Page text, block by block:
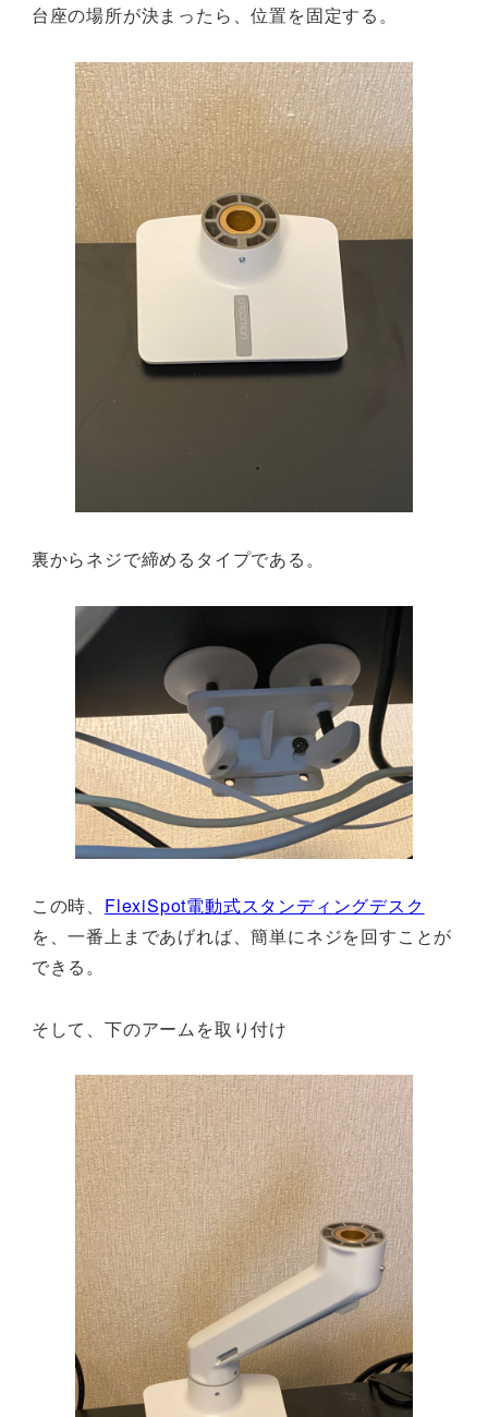
台座の場所が決まったら、位置を固定する。
裏からネジで締めるタイプである。
この時、 FlexiSpot電動式スタンディングデスク
を、一番上まであげれば、簡単にネジを回すことが
できる。
そして、下のアームを取り付け